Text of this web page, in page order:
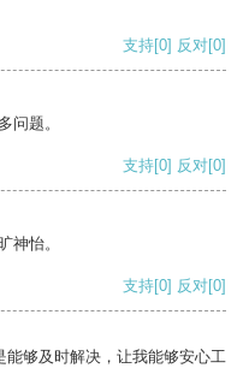
支持[0] 反对[0]
问题。
支持[0] 反对[0]
神怡。
支持[0] 反对[0]
够及时解决，让我能够安心工